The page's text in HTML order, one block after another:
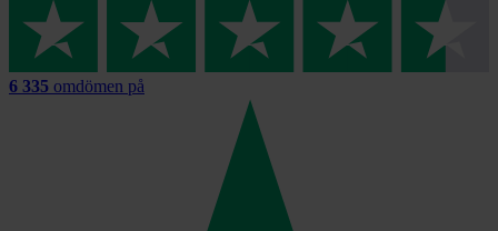
6 335 omdömen på